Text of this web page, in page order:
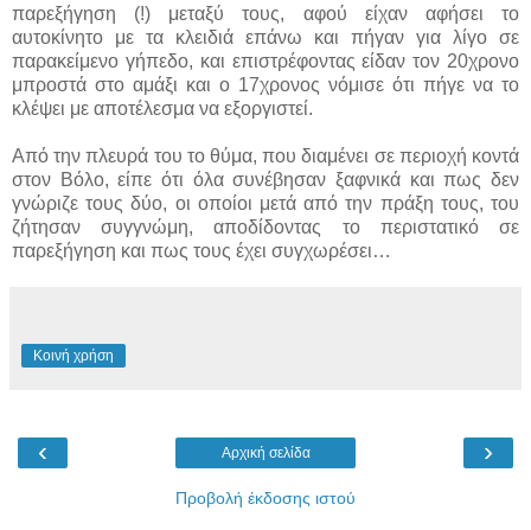
παρεξήγηση (!) μεταξύ τους, αφού είχαν αφήσει το
αυτοκίνητο με τα κλειδιά επάνω και πήγαν για λίγο σε
παρακείμενο γήπεδο, και επιστρέφοντας είδαν τον 20χρονο
μπροστά στο αμάξι και ο 17χρονος νόμισε ότι πήγε να το
κλέψει με αποτέλεσμα να εξοργιστεί.
Από την πλευρά του το θύμα, που διαμένει σε περιοχή κοντά
στον Βόλο, είπε ότι όλα συνέβησαν ξαφνικά και πως δεν
γνώριζε τους δύο, οι οποίοι μετά από την πράξη τους, του
ζήτησαν συγγνώμη, αποδίδοντας το περιστατικό σε
παρεξήγηση και πως τους έχει συγχωρέσει…
Κοινή χρήση
‹ ›
Αρχική σελίδα
Προβολή έκδοσης ιστού